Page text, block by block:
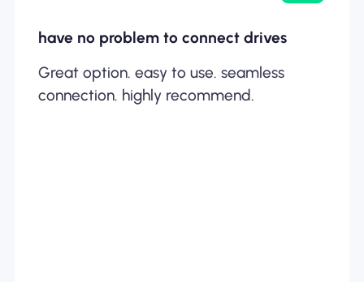
have no problem to connect drives
Great option. easy to use. seamless
connection. highly recommend.